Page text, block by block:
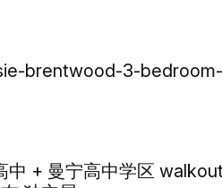
brentwood-3-
中 + 曼宁高中学区